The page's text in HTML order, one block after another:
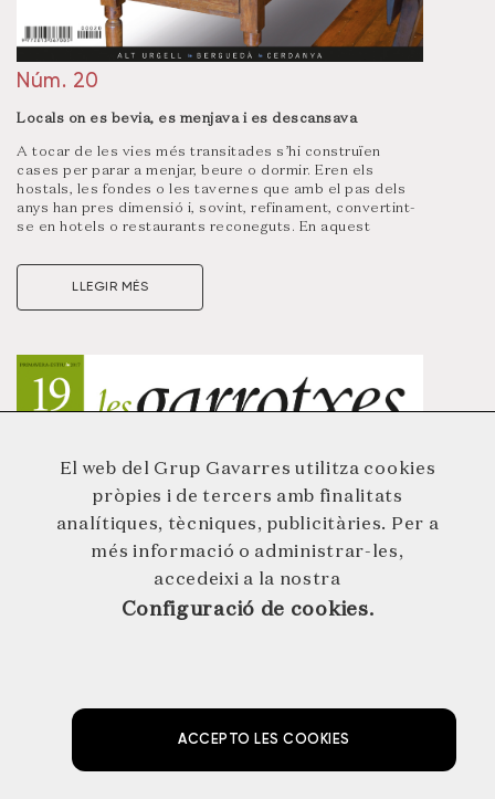
Núm. 20
Locals on es bevia, es menjava i es descansava
A tocar de les vies més transitades s’hi construïen
cases per parar a menjar, beure o dormir. Eren els
hostals, les fondes o les tavernes que amb el pas dels
anys han pres dimensió i, sovint, refinament, convertint-
se en hotels o restaurants reconeguts. En aquest
cambrers i de les cambreres que n’han viscut de tots
colors. Expliquem anècdotes, revivim els millors
servir àpats i allotjar hostes.
Visualitza un resum d’aquest número clicant a la portada
LLEGIR MÉS
El web del Grup Gavarres utilitza cookies
pròpies i de tercers amb finalitats
analítiques, tècniques, publicitàries. Per a
més informació o administrar-les,
accedeixi a la nostra
Configuració de cookies.
ACCEPTO LES COOKIES